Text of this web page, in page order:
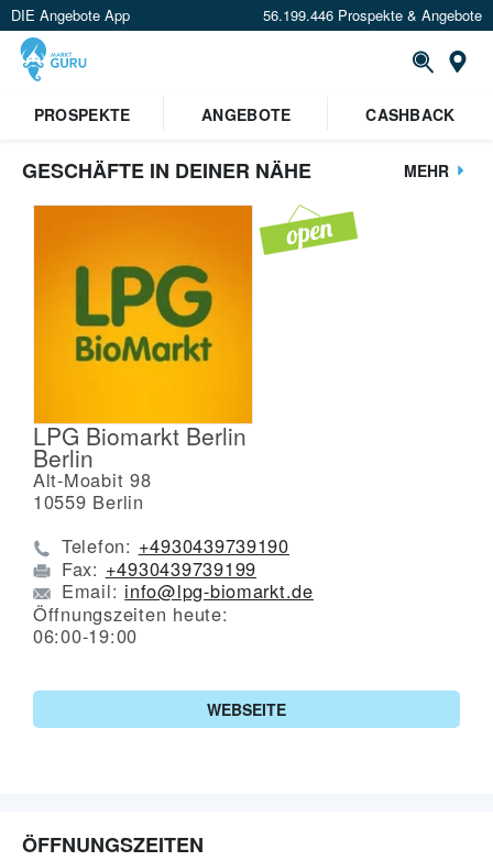
DIE Angebote App 56.199.446 Prospekte & Angebote
PROSPEKTE
ANGEBOTE CASHBACK
GESCHÄFTE IN DEINER NÄHE MEHR
LPG Biomarkt Berlin
Berlin
Alt-Moabit 98
10559 Berlin
Telefon: +4930439739190
Fax: +4930439739199
Email: info@lpg-biomarkt.de
Öffnungszeiten heute:
06:00-19:00
WEBSEITE
ÖFFNUNGSZEITEN